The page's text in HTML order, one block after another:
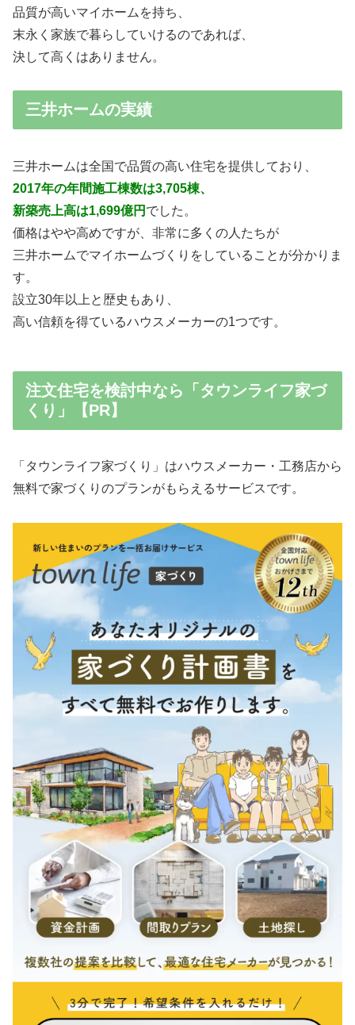
品質が高いマイホームを持ち、
末永く家族で暮らしていけるのであれば、
決して高くはありません。
三井ホームの実績
三井ホームは全国で品質の高い住宅を提供しており、
2017年の年間施工棟数は3,705棟、
新築売上高は1,699億円 でした。
価格はやや高めですが、非常に多くの人たちが
三井ホームでマイホームづくりをしていることが分かりま
す。
設立30年以上と歴史もあり、
高い信頼を得ているハウスメーカーの1つです。
注文住宅を検討中なら「タウンライフ家づ
くり」【PR】
「タウンライフ家づくり」はハウスメーカー・工務店から
無料で家づくりのプランがもらえるサービスです。